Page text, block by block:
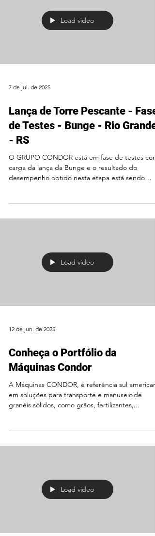
Load video
7 de jul. de 2025
Lança de Torre Pescante - Fase
de Testes - Bunge - Rio Grande
- RS
O GRUPO CONDOR está em fase de testes com
carga da lança da Bunge e o resultado do
desempenho obtido nesta etapa está sendo
Load video
12 de jun. de 2025
Conheça o Portfólio da
Máquinas Condor
A Máquinas CONDOR, é referência sul
em soluções para transporte e manuseio de
granéis sólidos, como grãos, fertilizantes,...
Load video